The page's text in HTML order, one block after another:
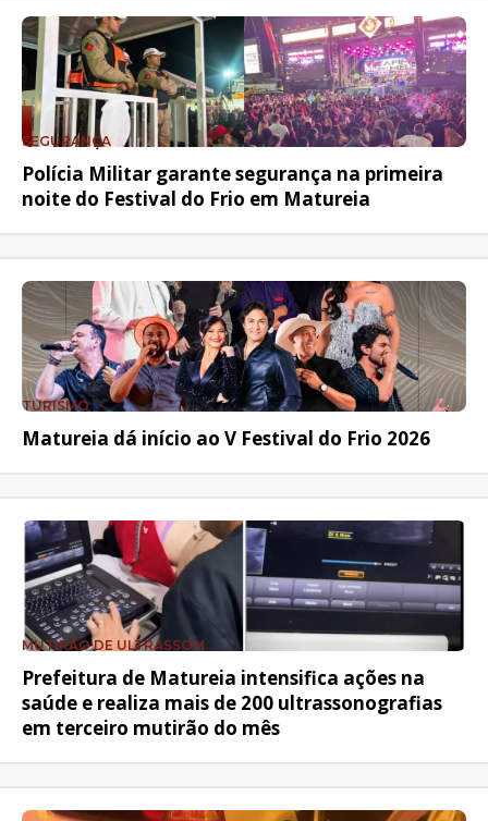
SEGURANÇA
Polícia Militar garante segurança na primeira
noite do Festival do Frio em Matureia
TURISMO
Matureia dá início ao V Festival do Frio 2026
MUTIRÃO DE ULTRASSOM
Prefeitura de Matureia intensifica ações na
saúde e realiza mais de 200 ultrassonografias
em terceiro mutirão do mês